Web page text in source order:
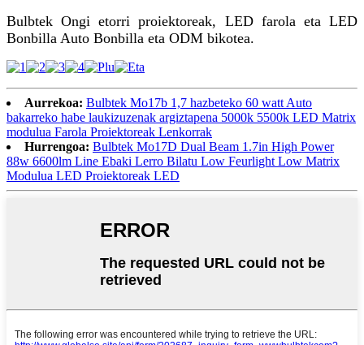
Bulbtek Ongi etorri proiektoreak, LED farola eta LED
Bonbilla Auto Bonbilla eta ODM bikotea.
Aurrekoa: Bulbtek Mo17b 1,7 hazbeteko 60 watt Auto
bakarreko habe laukizuzenak argiztapena 5000k 5500k LED Matrix
modulua Farola Proiektoreak Lenkorrak
Hurrengoa: Bulbtek Mo17D Dual Beam 1.7in High Power
88w 6600lm Line Ebaki Lerro Bilatu Low Feurlight Low Matrix
Modulua LED Proiektoreak LED